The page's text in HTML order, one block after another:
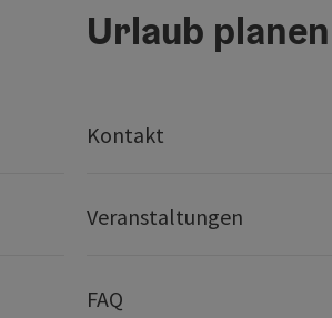
Urlaub
Kontakt
Veranstaltungen
FAQ